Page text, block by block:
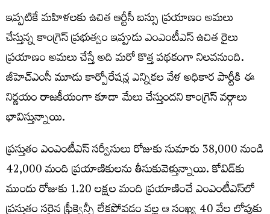
ఇప్పటికే మహిళలకు ఉచిత ఆర్టీసీ బస్సు ప్రయాణం అమలు
చేస్తున్న కాంగ్రెస్ ప్రభుత్వం ఇప్పుడు ఎంఎంటీఎస్ ఉచిత రైలు
ప్రయాణం అమలు చేస్తే అది మరో కొత్త పథకంగా నిలవనుంది.
జీహెచ్ఎంసీ మూడు కార్పోరేషన్ల ఎన్నికల వేళ అధికార పార్టీకి ఈ
నిర్ణయం రాజకీయంగా కూడా మేలు చేస్తుందని కాంగ్రెస్ వర్గాలు
భావిస్తున్నాయి.
ప్రస్తుతం ఎంఎంటీఎస్ సర్వీసులు రోజుకు సుమారు 38,000 నుండి
42,000 మంది ప్రయాణికులను తీసుకువెళ్తున్నాయి. కోవిడ్‌కు
ముందు రోజుకు 1.20 లక్షల మంది ప్రయాణించే ఎంఎంటీఎస్‌లో